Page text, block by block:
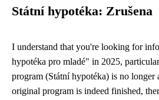
Státní hypotéka: Zrušena
I understand that you're looking for
hypotéka pro mladé" in 2025,
program (Státní hypotéka) is no longer
original program is indeed finished,